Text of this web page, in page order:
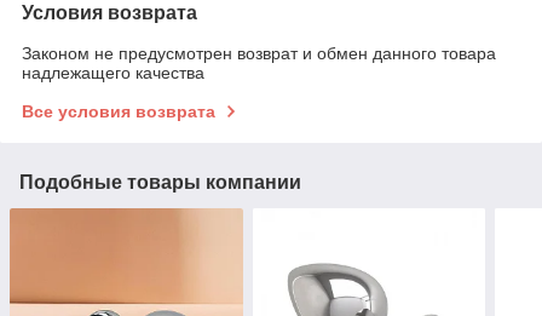
Условия возврата
Законом не предусмотрен возврат и обмен данного товара
надлежащего качества
Все условия возврата
Подобные товары компании